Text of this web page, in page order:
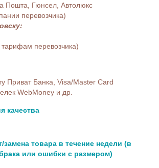
Пошта, Гюнсел, Автолюкс
перевозчика)
перевозчика)
Приват Банка, Visa/Master Card
WebMoney и др.
качества
замена товара в течение недели (в
или ошибки с размером)